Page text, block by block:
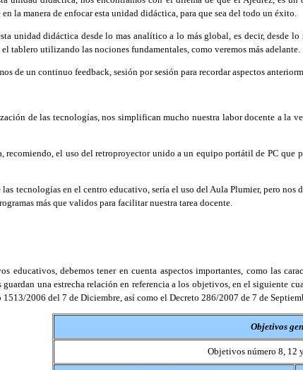
la manera de enfocar esta unidad didáctica, para que sea del todo un éxito.
unidad didáctica desde lo mas analítico a lo más global, es decir, desde
el tablero utilizando las nociones fundamentales, como veremos más adelante.
de un continuo feedback, sesión por sesión para recordar aspectos
de las tecnologías, nos simplifican mucho nuestra labor docente a la
el uso del retroproyector unido a un equipo portátil de PC que
tecnologías en el centro educativo, sería el uso del Aula Plumier, pero
más que validos para facilitar nuestra tarea docente.
educativos, debemos tener en cuenta aspectos importantes, como las
una estrecha relación en referencia a los objetivos, en el siguiente
1513/2006 del 7 de Diciembre, así como el Decreto 286/2007 de 7 de
Objetivos
Objetivos número 8, 12